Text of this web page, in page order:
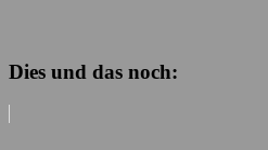
Dies und das noch: